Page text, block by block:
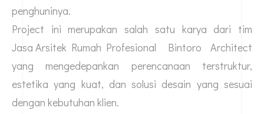
penghuninya.
Project ini merupakan salah satu karya dari tim
Jasa Arsitek Rumah Profesional Bintoro Architect
yang mengedepankan perencanaan terstruktur,
estetika yang kuat, dan solusi desain yang sesuai
dengan kebutuhan klien.